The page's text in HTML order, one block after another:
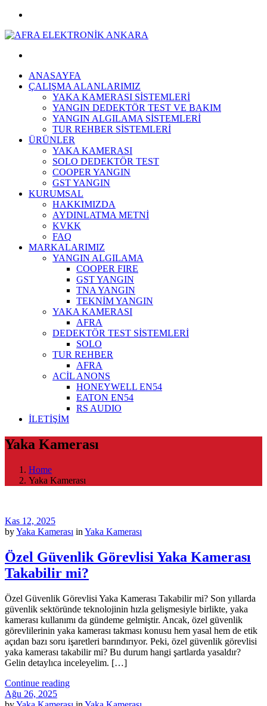
ANASAYFA
ÇALIŞMA ALANLARIMIZ
YAKA KAMERASI SİSTEMLERİ
YANGIN DEDEKTÖR TEST VE BAKIM
YANGIN ALGILAMA SİSTEMLERİ
TUR REHBER SİSTEMLERİ
ÜRÜNLER
YAKA KAMERASI
SOLO DEDEKTÖR TEST
COOPER YANGIN
GST YANGIN
KURUMSAL
HAKKIMIZDA
AYDINLATMA METNİ
KVKK
FAQ
MARKALARIMIZ
YANGIN ALGILAMA
COOPER FIRE
GST YANGIN
TNA YANGIN
TEKNİM YANGIN
YAKA KAMERASI
AFRA
DEDEKTÖR TEST SİSTEMLERİ
SOLO
TUR REHBER
AFRA
ACİL ANONS
HONEYWELL EN54
EATON EN54
RS AUDIO
İLETİŞİM
Yaka Kamerası
Home
Yaka Kamerası
Kas 12, 2025
byYaka Kamerası in Yaka Kamerası
Özel Güvenlik Görevlisi Yaka Kamerası
Takabilir mi?
Özel Güvenlik Görevlisi Yaka Kamerası Takabilir mi? Son yıllarda
güvenlik sektöründe teknolojinin hızla gelişmesiyle birlikte, yaka
kamerası kullanımı da gündeme gelmiştir. Ancak, özel güvenlik
görevlilerinin yaka kamerası takması konusu hem yasal hem de etik
açıdan bazı soru işaretleri barındırıyor. Peki, özel güvenlik görevlisi
yaka kamerası takabilir mi? Bu durum hangi şartlarda yasaldır?
Gelin detaylıca inceleyelim. […]
Continue reading
Ağu 26, 2025